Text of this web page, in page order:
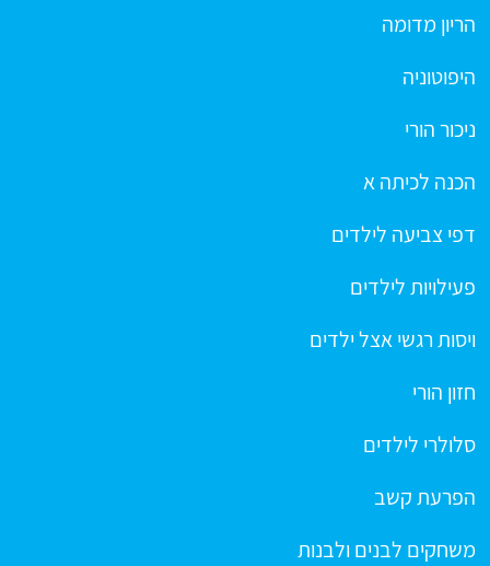
הריון מדומה
היפוטוניה
ניכור הורי
הכנה לכיתה א
דפי צביעה לילדים
פעילויות לילדים
ויסות רגשי אצל ילדים
חזון הורי
סלולרי לילדים
הפרעת קשב
משחקים לבנים ולבנות